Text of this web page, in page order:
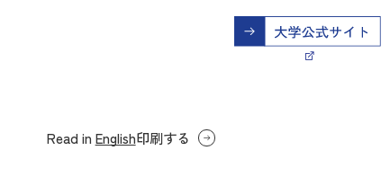
Read in English印刷する